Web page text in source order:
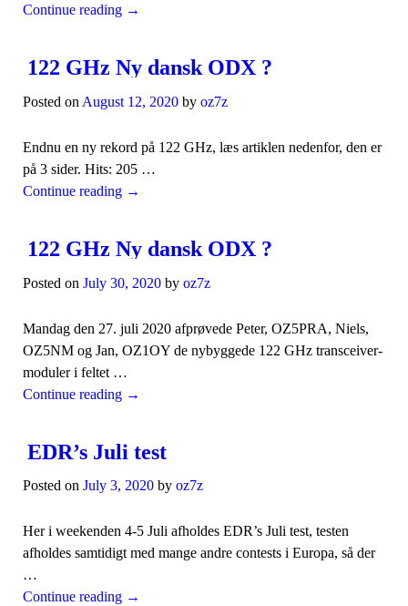
Continue reading →
122 GHz Ny dansk ODX ?
Posted on August 12, 2020 by oz7z
Endnu en ny rekord på 122 GHz, læs artiklen nedenfor, den er
på 3 sider. Hits: 205 …
Continue reading →
122 GHz Ny dansk ODX ?
Posted on July 30, 2020 by oz7z
Mandag den 27. juli 2020 afprøvede Peter, OZ5PRA, Niels,
OZ5NM og Jan, OZ1OY de nybyggede 122 GHz transceiver-
moduler i feltet …
Continue reading →
EDR’s Juli test
Posted on July 3, 2020 by oz7z
Her i weekenden 4-5 Juli afholdes EDR’s Juli test, testen
afholdes samtidigt med mange andre contests i Europa, så der
…
Continue reading →